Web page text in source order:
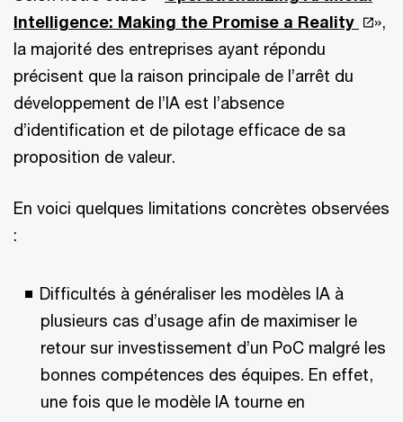
Intelligence: Making the Promise a Reality
»,
la majorité des entreprises ayant répondu
précisent que la raison principale de l’arrêt du
développement de l’IA est l’absence
d’identification et de pilotage efficace de sa
proposition de valeur.
En voici quelques limitations concrètes observées
:
Difficultés à généraliser les modèles IA à
plusieurs cas d’usage afin de maximiser le
retour sur investissement d’un PoC malgré les
bonnes compétences des équipes. En effet,
une fois que le modèle IA tourne en